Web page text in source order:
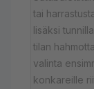
tai
lisäksi
tilan
valinta
konkareille